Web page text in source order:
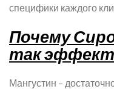
специфики каждого
Почему
так
Мангустин –